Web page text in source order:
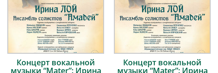
Концерт вокальной
музыки “Mater”: Ирина
Концерт вокальной
музыки “Mater”: Ирина